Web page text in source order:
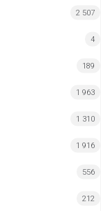
2 507
4
189
1 963
1 310
1 916
556
212